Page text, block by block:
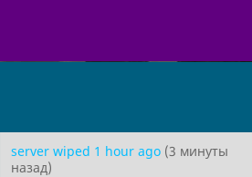
server wiped 1 hour ago(3 минуты
назад)